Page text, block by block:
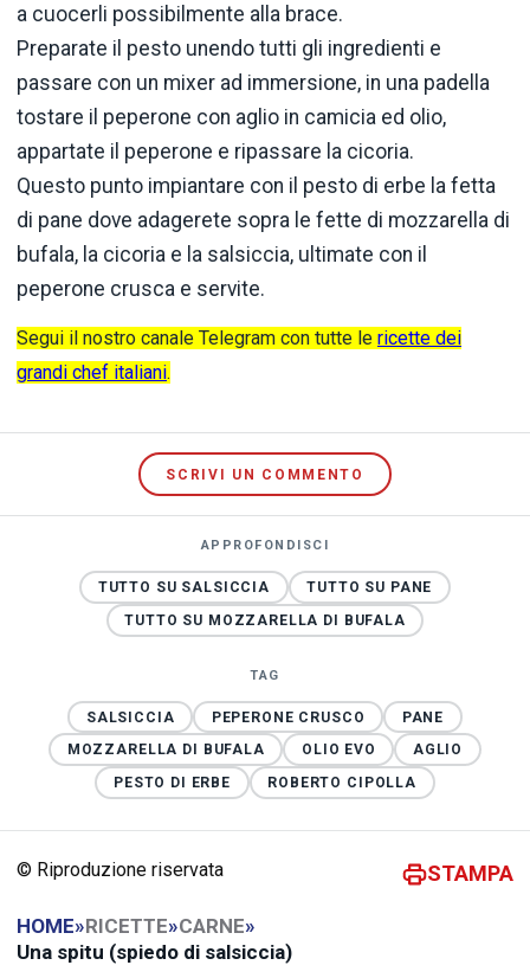
a cuocerli possibilmente alla brace.
Preparate il pesto unendo tutti gli ingredienti e
passare con un mixer ad immersione, in una padella
tostare il peperone con aglio in camicia ed olio,
appartate il peperone e ripassare la cicoria.
Questo punto impiantare con il pesto di erbe la fetta
di pane dove adagerete sopra le fette di mozzarella di
bufala, la cicoria e la salsiccia, ultimate con il
peperone crusca e servite.
Segui il nostro canale Telegram con tutte le ricette dei
grandi chef italiani.
SCRIVI UN COMMENTO
APPROFONDISCI
TUTTO SU SALSICCIA
TUTTO SU PANE
TUTTO SU MOZZARELLA DI BUFALA
TAG
SALSICCIA PEPERONE CRUSCO
PANE
MOZZARELLA DI BUFALA
OLIO EVO
AGLIO
PESTO DI ERBE
ROBERTO CIPOLLA
© Riproduzione riservata STAMPA
HOME»RICETTE»CARNE»
Una spitu (spiedo di salsiccia)